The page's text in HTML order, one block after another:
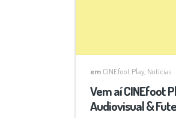
em CINEfoot Play Notícias
Vem aí CINEfoot
Audiovisual &